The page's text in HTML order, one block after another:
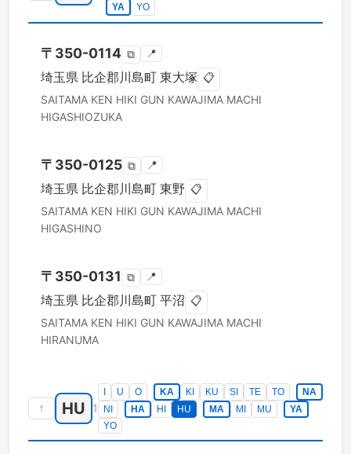
YA
YO
〒 350-0114 ⧉ 📍
埼玉県 比企郡川島町 東大塚 📋
SAITAMA KEN HIKI GUN KAWAJIMA MACHI
HIGASHIOZUKA
〒 350-0125 ⧉ 📍
埼玉県 比企郡川島町 東野 📋
SAITAMA KEN HIKI GUN KAWAJIMA MACHI
HIGASHINO
〒 350-0131 ⧉ 📍
埼玉県 比企郡川島町 平沼 📋
SAITAMA KEN HIKI GUN KAWAJIMA MACHI
HIRANUMA
↑ HU 1
U O KA KI KU SI TE TO
NA
NI
HA HI HU MA MI MU
YA
YO